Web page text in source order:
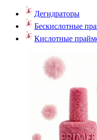
Дегидраторы
Бескислотные
Кислотные